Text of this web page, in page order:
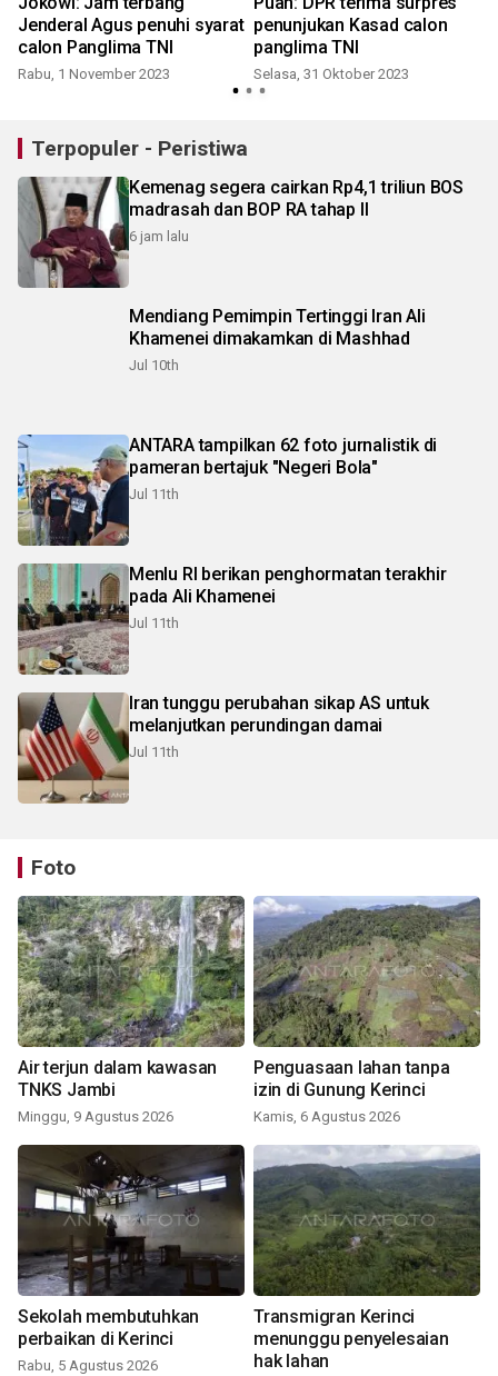
Jenderal Agus penuhi syarat
calon Panglima TNI
Rabu, 1 November 2023
penunjukan Kasad calon
panglima TNI
Selasa, 31 Oktober 2023
Terpopuler - Peristiwa
Kemenag segera cairkan Rp4,1 triliun BOS
madrasah dan BOP RA tahap II
6 jam lalu
Mendiang Pemimpin Tertinggi Iran Ali
Khamenei dimakamkan di Mashhad
Jul 10th
ANTARA tampilkan 62 foto jurnalistik di
pameran bertajuk "Negeri Bola"
Jul 11th
Menlu RI berikan penghormatan terakhir
pada Ali Khamenei
Jul 11th
Iran tunggu perubahan sikap AS untuk
melanjutkan perundingan damai
Jul 11th
Foto
Air terjun dalam kawasan
TNKS Jambi
Minggu, 9 Agustus 2026
Penguasaan lahan tanpa
izin di Gunung Kerinci
Kamis, 6 Agustus 2026
Sekolah membutuhkan
perbaikan di Kerinci
Rabu, 5 Agustus 2026
Transmigran Kerinci
menunggu penyelesaian
hak lahan